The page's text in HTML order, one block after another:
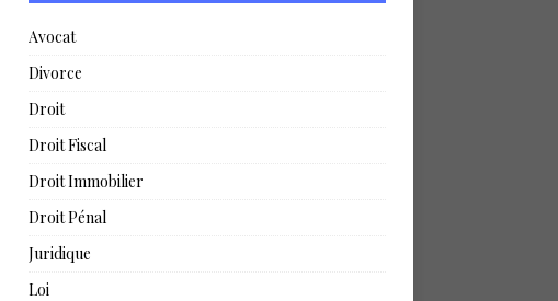
Avocat
Divorce
Droit
Droit Fiscal
Droit Immobilier
Droit Pénal
Juridique
Loi